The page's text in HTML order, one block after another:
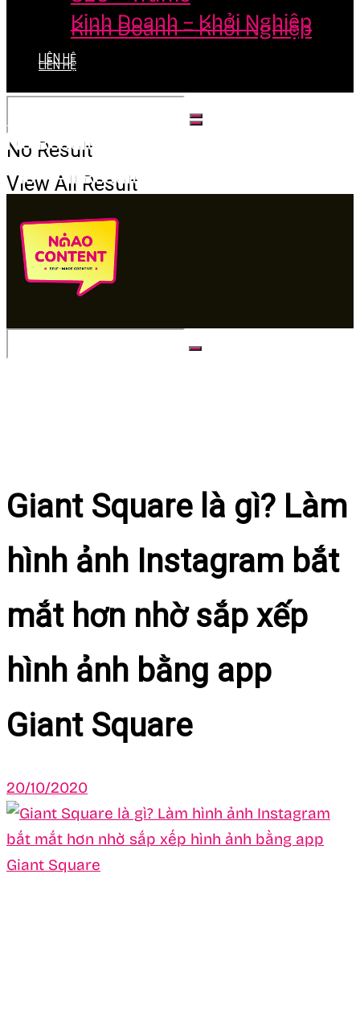
Kinh Doanh – Khởi Nghiệp
LIÊN HỆ
No Result
View All Result
Kinh Doanh – Khởi Nghiệp
LIÊN HỆ
No Result
View All Result
Giant Square là gì? Làm
hình ảnh Instagram bắt
mắt hơn nhờ sắp xếp
hình ảnh bằng app
Giant Square
20/10/2020